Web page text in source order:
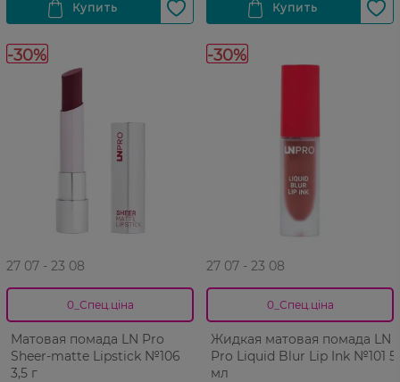
-30%
27 07 - 23 08
0_Спец.ціна
Матовая помада LN Pro
Sheer-matte Lipstick №106
3,5 г
-30%
27 07 - 23 08
0_Спец.ціна
Жидкая матовая помада LN
Pro Liquid Blur Lip Ink №101 5
мл